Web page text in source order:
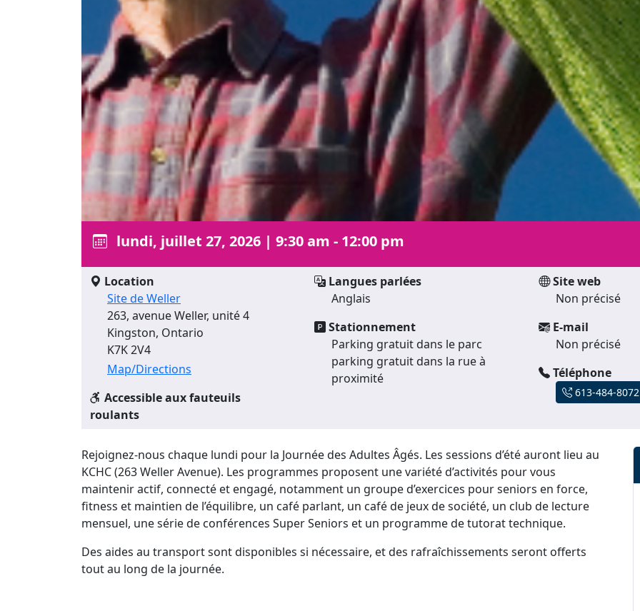
lundi, juillet 27, 2026 | 9:30 am - 12:00 pm
Location
Site de Weller
263, avenue Weller, unité 4
Kingston, Ontario
K7K 2V4
Map/Directions
Accessible aux fauteuils
roulants
Langues parlées
Anglais
Stationnement
Parking gratuit dans le parc
parking gratuit dans la rue à
proximité
Site web
Non précisé
E-mail
Non précisé
Téléphone
613-484-8072
Rejoignez-nous chaque lundi pour la Journée des Adultes Âgés. Les sessions d’été auront lieu au
KCHC (263 Weller Avenue). Les programmes proposent une variété d’activités pour vous
maintenir actif, connecté et engagé, notamment un groupe d’exercices pour seniors en force,
fitness et maintien de l’équilibre, un café parlant, un café de jeux de société, un club de lecture
mensuel, une série de conférences Super Seniors et un programme de tutorat technique.
Des aides au transport sont disponibles si nécessaire, et des rafraîchissements seront offerts
tout au long de la journée.